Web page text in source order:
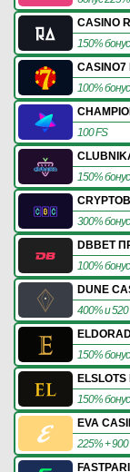
CASINO
150%
100%
100 FS
150% бонус
300%
DBBET
100%
DUNE
400% и 520
150%
150% бонус
EVA
225% + 900